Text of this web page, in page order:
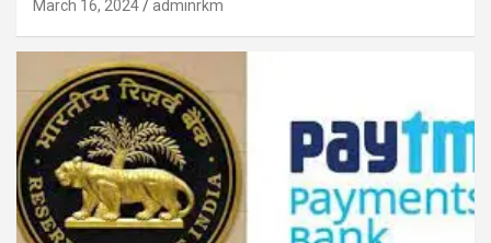
March 16, 2024 adminrkm